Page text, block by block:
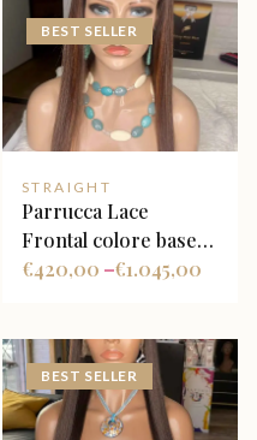
BEST SELLER
STRAIGHT
Parrucca Lace
Frontal colore base
castano scuro con
420,00
€ – 1.045,00
€
BEST SELLER